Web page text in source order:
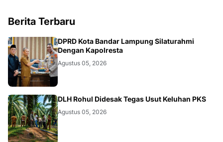
Berita Terbaru
DAERAH
DPRD Kota Bandar Lampung Silaturahmi
Dengan Kapolresta
Agustus 05, 2026
DAERAH DLH Rohul Didesak Tegas Usut Keluhan PKS
Agustus 05, 2026